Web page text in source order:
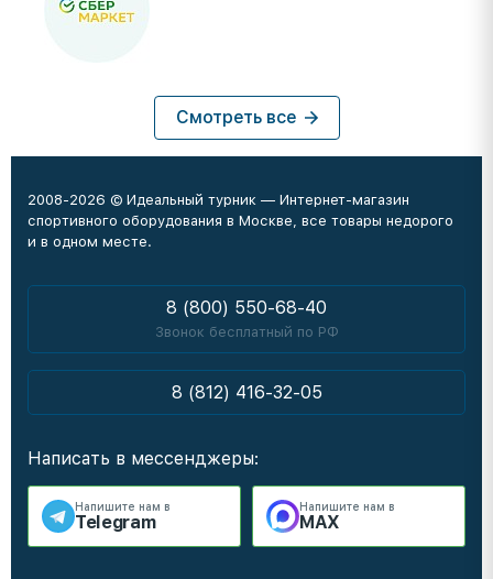
Смотреть все
2008-2026 © Идеальный турник — Интернет-магазин
спортивного оборудования в Москве, все товары недорого
и в одном месте.
8 (800) 550-68-40
Звонок бесплатный по РФ
8 (812) 416-32-05
Написать в мессенджеры:
Напишите нам в
Telegram
Напишите нам в
MAX